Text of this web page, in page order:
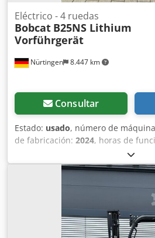
Nürtingen 8.447 km
Eléctrico - 4 ruedas
Bobcat B25NS Lithium
Vorführgerät
Consultar
Estado: usado, número de
de fabricación: 2024, horas de
2.500 kg,
mm, ascensor libre:1.700 mm,
eléctrico, tipo
2.180 mm ,
23X9-10, tamaño del
3.552 kg, 5141046